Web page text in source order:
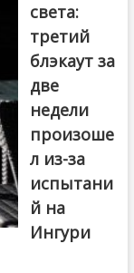
света:
третий
блэкаут за
две
недели
произоше
л из-за
испытани
й на
Ингури